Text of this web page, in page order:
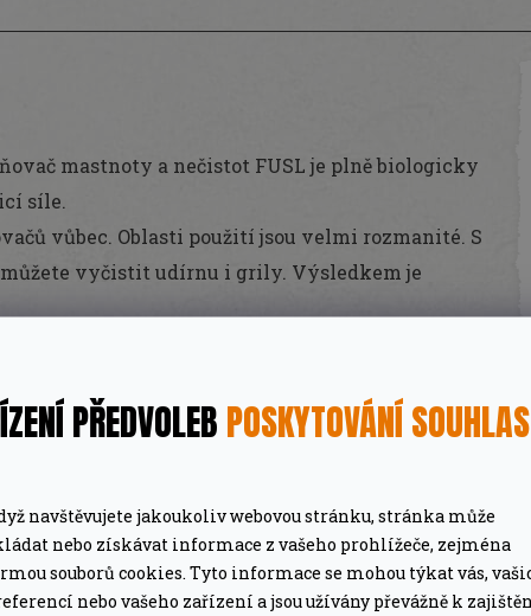
PŘEDVOLEBPOSKYTOVÁNÍ
navštěvujete jakoukoliv webovou stránku, stránka může
nebo získávat informace z vašeho prohlížeče, zejména
souborů cookies. Tyto informace se mohou týkat vás,
nebo vašeho zařízení a jsou užívány převážně k
mastnoty a nečistot FUSL je plně biologicky
síle.
vůbec. Oblasti použití jsou velmi rozmanité. S
vyčistit udírnu i grily. Výsledkem je
zářit. S FUSL šetříte čas a nervy . Navíc svou
žádná rozpouštědla, povrchově
látky ani vůně. FUSL je nekorozivní a lze jej
plast, textilie a mnoho dalšího